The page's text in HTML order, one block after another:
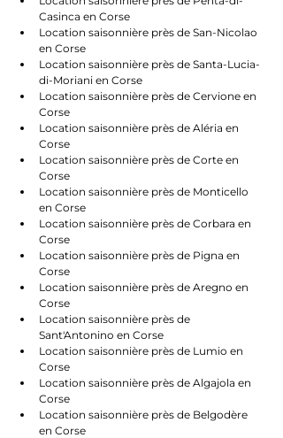
Casinca en Corse
Location saisonnière près de San-Nicolao
en Corse
Location saisonnière près de Santa-Lucia-
di-Moriani en Corse
Location saisonnière près de Cervione en
Corse
Location saisonnière près de Aléria en
Corse
Location saisonnière près de Corte en
Corse
Location saisonnière près de Monticello
en Corse
Location saisonnière près de Corbara en
Corse
Location saisonnière près de Pigna en
Corse
Location saisonnière près de Aregno en
Corse
Location saisonnière près de
Sant'Antonino en Corse
Location saisonnière près de Lumio en
Corse
Location saisonnière près de Algajola en
Corse
Location saisonnière près de Belgodère
en Corse